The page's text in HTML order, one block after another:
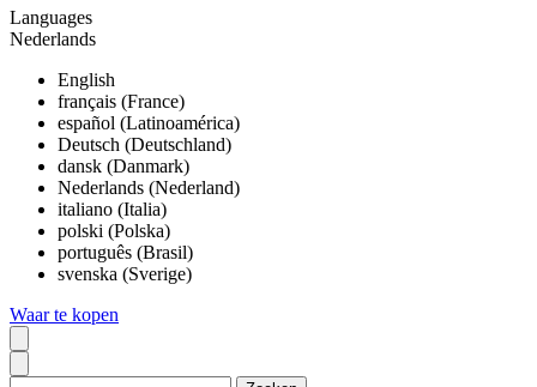
Languages
Nederlands
English
français (France)
español (Latinoamérica)
Deutsch (Deutschland)
dansk (Danmark)
Nederlands (Nederland)
italiano (Italia)
polski (Polska)
português (Brasil)
svenska (Sverige)
Waar te kopen